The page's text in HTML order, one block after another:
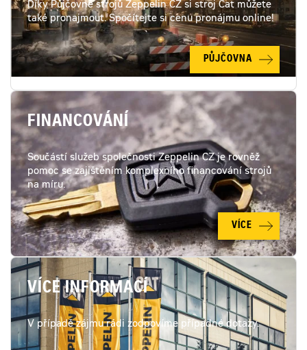
Díky Půjčovně strojů Zeppelin CZ si stroj Cat můžete
také pronajmout. Spočítejte si cenu pronájmu online!
PŮJČOVNA
FINANCOVÁNÍ
Součástí služeb společnosti Zeppelin CZ je rovněž
pomoc se zajištěním komplexního financování strojů
na míru.
VÍCE
VÍCE INFORMACÍ
V případě zájmu rádi zodpovíme případné dotazy.